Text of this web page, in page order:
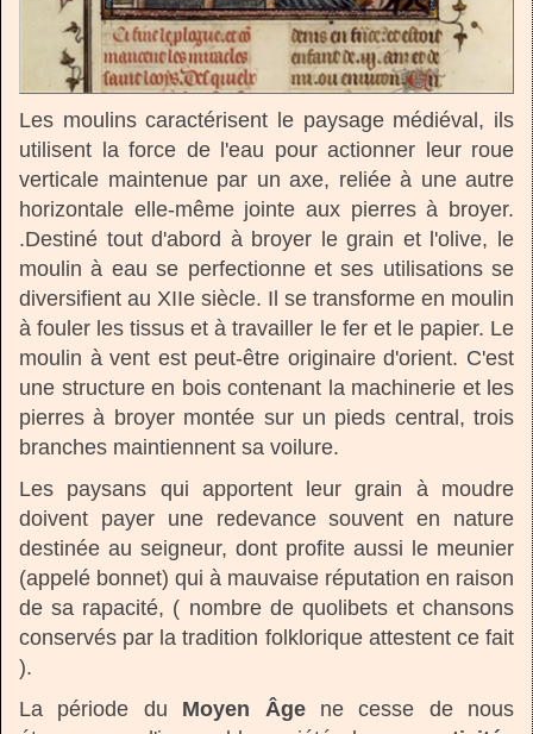
Les moulins caractérisent le paysage médiéval, ils
utilisent la force de l'eau pour actionner leur roue
verticale maintenue par un axe, reliée à une autre
horizontale elle-même jointe aux pierres à broyer.
.Destiné tout d'abord à broyer le grain et l'olive, le
moulin à eau se perfectionne et ses utilisations se
diversifient au XIIe siècle. Il se transforme en moulin
à fouler les tissus et à travailler le fer et le papier. Le
moulin à vent est peut-être originaire d'orient. C'est
une structure en bois contenant la machinerie et les
pierres à broyer montée sur un pieds central, trois
branches maintiennent sa voilure.
Les paysans qui apportent leur grain à moudre
doivent payer une redevance souvent en nature
destinée au seigneur, dont profite aussi le meunier
(appelé bonnet) qui à mauvaise réputation en raison
de sa rapacité, ( nombre de quolibets et chansons
conservés par la tradition folklorique attestent ce fait
).
La période du Moyen Âgene cesse de nous